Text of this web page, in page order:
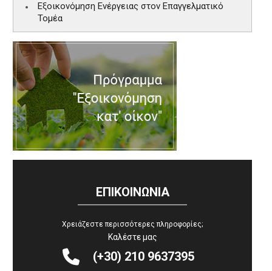
Εξοικονόμηση Ενέργειας στον Επαγγελματικό
Τομέα
ΕΠΙΚΟΙΝΩΝΙΑ
Χρειάζεστε περισσότερες πληροφορίες;
Καλέστε μας

 (+30) 210 9637395